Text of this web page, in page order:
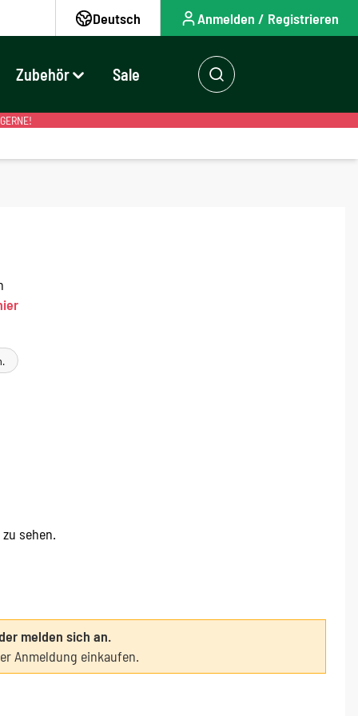
Deutsch Anmelden / Registrieren
Zubehör Sale
sehen.
melden sich an.
Anmeldung einkaufen.